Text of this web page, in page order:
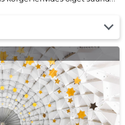
ja parimatest
meie klientide arvu
võrra, genereerides
stabiilse müügikäibe